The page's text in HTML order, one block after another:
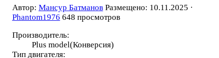
Автор: Мансур Батманов Размещено: 10.11.2025 ·
Phantom1976 648 просмотров
Производитель:
Plus model(Конверсия)
Тип двигателя: